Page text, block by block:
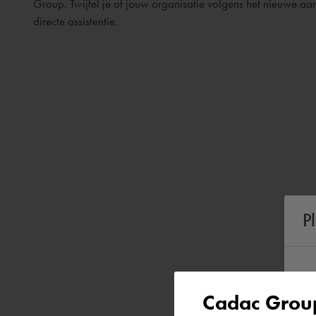
Group. Twijfel je of jouw organisatie volgens het nieuwe
directe assistentie.
Cadac